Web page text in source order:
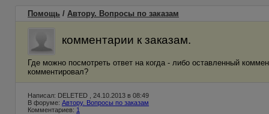
Помощь / Автору. Вопросы по заказам
комментарии к заказам.
Где можно посмотреть ответ на когда - либо оставленный
комментировал?
Написал: DELETED , 24.10.2013 в 08:49
В форуме: Автору. Вопросы по заказам
Комментариев: 1